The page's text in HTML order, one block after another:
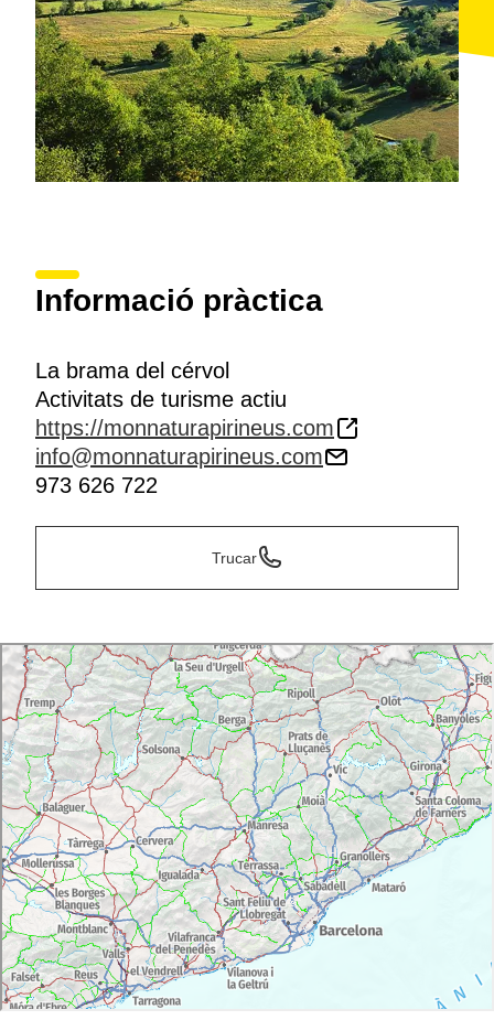
Informació pràctica
La brama del cérvol
Activitats de turisme actiu
https://monnaturapirineus.com
info@monnaturapirineus.com
973 626 722
Trucar